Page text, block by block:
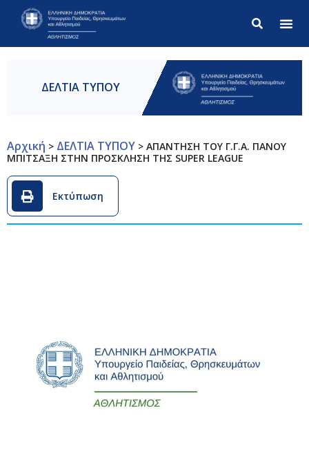
ΔΕΛΤΙΑ ΤΥΠΟΥ
Αρχική > ΔΕΛΤΙΑ ΤΥΠΟΥ > ΑΠΑΝΤΗΣΗ ΤΟΥ Γ.Γ.Α. ΠΑΝΟΥ
ΜΠΙΤΣΑΞΗ ΣΤΗΝ ΠΡΟΣΚΛΗΣΗ ΤΗΣ SUPER LEAGUE
Εκτύπωση